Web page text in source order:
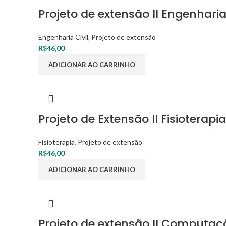
Projeto de extensão II
Engenharia Civil, Projeto de extensão
R$46,00
ADICIONAR AO CARRINHO
Projeto de Extensão II Fisioterapia
Fisioterapia, Projeto de extensão
R$46,00
ADICIONAR AO CARRINHO